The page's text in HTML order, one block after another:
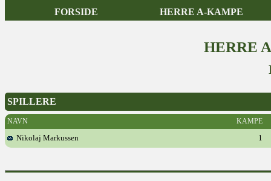
FORSIDE HERRE A-KAMPE
HERRE
SPILLERE
NAVN KAMPE
Nikolaj Markussen 1